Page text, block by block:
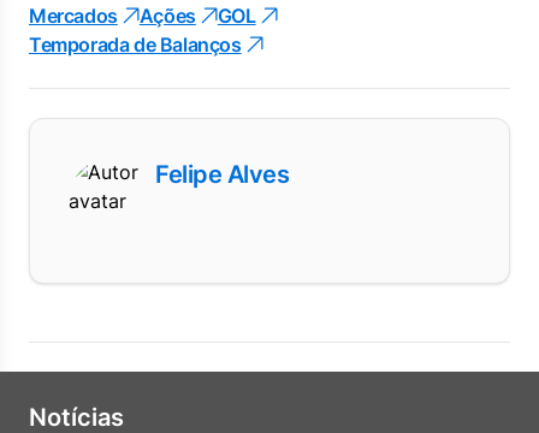
Mercados Ações
GOL
Temporada de Balanços
Felipe Alves
Notícias